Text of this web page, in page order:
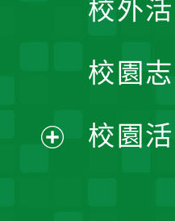
單
校外
校園
校園